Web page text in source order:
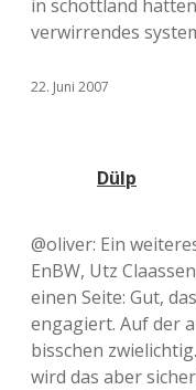
in schottland
verwirrendes
22. Juni 2007
Dülp
@oliver: Ein
EnBW, Utz
einen Seite: Gut,
engagiert. Auf der
bisschen
wird das aber